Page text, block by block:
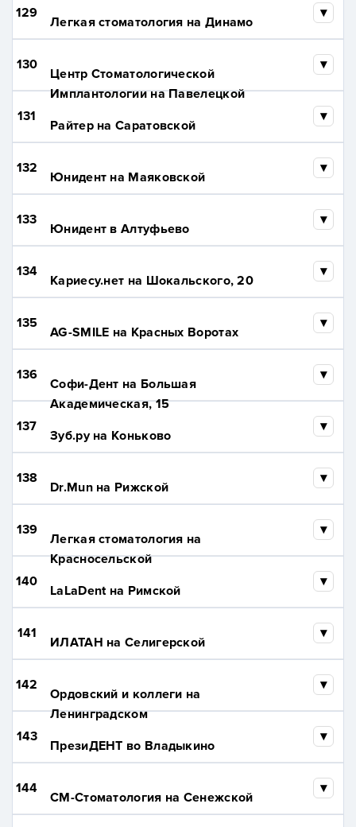
129
Легкая стоматология на Динамо
130
Центр Стоматологической
Имплантологии на Павелецкой
131
Райтер на Саратовской
132
Юнидент на Маяковской
133
Юнидент в Алтуфьево
134
Кариесу.нет на Шокальского, 20
135
AG-SMILE на Красных Воротах
136
Софи-Дент на Большая
Академическая, 15
137
Зуб.ру на Коньково
138
Dr.Mun на Рижской
139
Легкая стоматология на
Красносельской
140
LaLaDent на Римской
141
ИЛАТАН на Селигерской
142
Ордовский и коллеги на
Ленинградском
143
ПрезиДЕНТ во Владыкино
144
СМ-Стоматология на Сенежской